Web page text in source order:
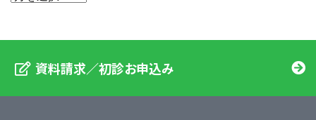
資料請求／初診お申込み